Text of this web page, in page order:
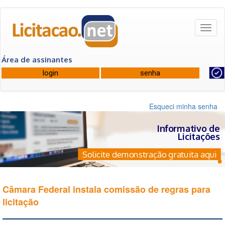
Área de assinantes
Esqueci minha senha
Informativo de
Licitações
Solicite demonstração gratuita aqui
Câmara Federal instala comissão de regras para
licitação